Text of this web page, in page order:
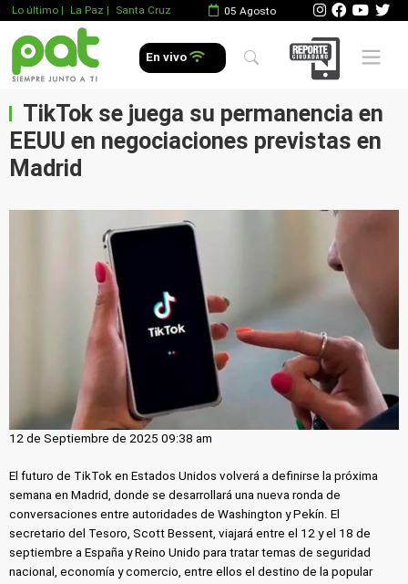
Lo último | La Paz | Santa Cruz 05 Agosto
En vivo Mobile
TikTok se juega su permanencia en
EEUU en negociaciones previstas en
Madrid
12 de Septiembre de 2025 09:38 am
El futuro de TikTok en Estados Unidos volverá a definirse la próxima
semana en Madrid, donde se desarrollará una nueva ronda de
conversaciones entre autoridades de Washington y Pekín. El
secretario del Tesoro, Scott Bessent, viajará entre el 12 y el 18 de
septiembre a España y Reino Unido para tratar temas de seguridad
nacional, economía y comercio, entre ellos el destino de la popular